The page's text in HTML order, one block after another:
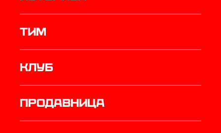
ТИМ
Клуб
продавница